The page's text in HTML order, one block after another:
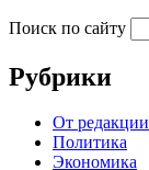
Поиск по сайту
Рубрики
От редакции
Политика
Экономика